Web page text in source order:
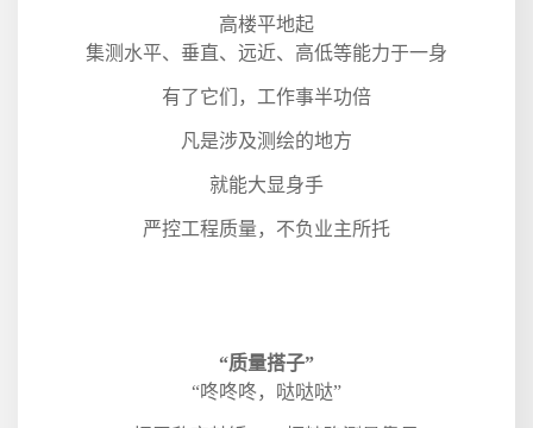
高楼平地起
集测水平、垂直、远近、高低等能力于一身
有了它们，工作事半功倍
凡是涉及测绘的地方
就能大显身手
严控工程质量，不负业主所托
“质量搭子”
“咚咚咚，哒哒哒”